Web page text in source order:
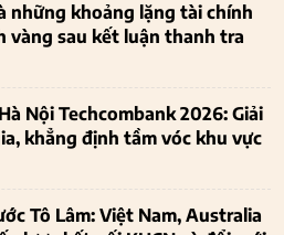
những khoảng lặng tài chính
vàng sau kết luận thanh tra
Nội Techcombank 2026: Giải
khẳng định tầm vóc khu vực
Tô Lâm: Việt Nam, Australia